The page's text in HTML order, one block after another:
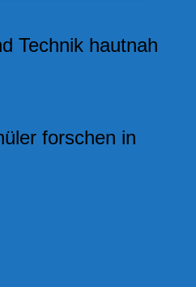
Technik hautnah
forschen in